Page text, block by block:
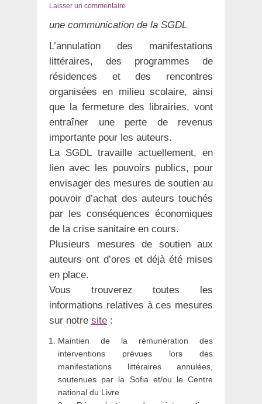
le
Laisser un commentaire
une communication de la SGDL
L’annulation des manifestations
littéraires, des programmes de
résidences et des rencontres
organisées en milieu scolaire, ainsi
que la fermeture des librairies, vont
entraîner une perte de revenus
importante pour les auteurs.
La SGDL travaille actuellement, en
lien avec les pouvoirs publics, pour
envisager des mesures de soutien au
pouvoir d’achat des auteurs touchés
par les conséquences économiques
de la crise sanitaire en cours.
Plusieurs mesures de soutien aux
auteurs ont d’ores et déjà été mises
en place.
Vous trouverez toutes les
informations relatives à ces mesures
sur notre site :
Maintien de la rémunération des
interventions prévues lors des
manifestations littéraires annulées,
soutenues par la Sofia et/ou le Centre
national du Livre